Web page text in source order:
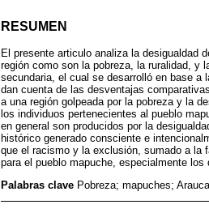
RESUMEN
El presente articulo analiza la desigualdad
región como son la pobreza, la ruralidad, y
secundaria, el cual se desarrolló en base a
dan cuenta de las desventajas
a una región golpeada por la pobreza y la
los individuos pertenecientes al pueblo
en general son producidos por la
histórico generado consciente e
que el racismo y la exclusión, sumado a la
para el pueblo mapuche, especialmente los
Palabras clave Pobreza; mapuches;